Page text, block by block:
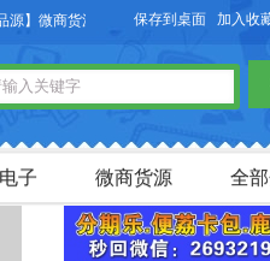
源网站，本站可以免费发布微商货源
保存到桌面 加入收
子 微商货源 全